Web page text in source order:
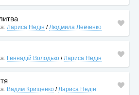
Лариса Недін /Людмила Левченко
Геннадій Володько /Лариса Недін
Вадим Крищенко /Лариса Недін